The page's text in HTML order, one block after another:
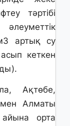
тәртібі
артық су
кеткен
Ақтөбе,
мен Алматы
орта